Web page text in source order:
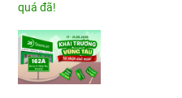
quá đã!